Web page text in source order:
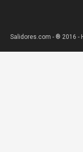
Salidores.com - ® 2016 -